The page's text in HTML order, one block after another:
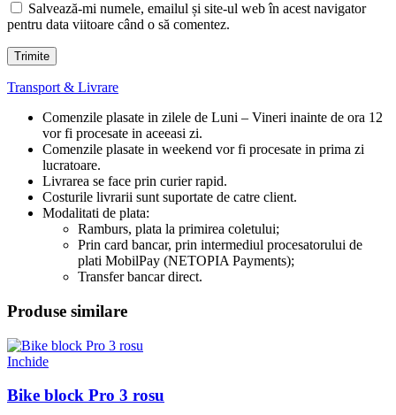
Salvează-mi numele, emailul și site-ul web în acest navigator
pentru data viitoare când o să comentez.
Transport & Livrare
Comenzile plasate in zilele de Luni – Vineri inainte de ora 12
vor fi procesate in aceeasi zi.
Comenzile plasate in weekend vor fi procesate in prima zi
lucratoare.
Livrarea se face prin curier rapid.
Costurile livrarii sunt suportate de catre client.
Modalitati de plata:
Ramburs, plata la primirea coletului;
Prin card bancar, prin intermediul procesatorului de
plati MobilPay (NETOPIA Payments);
Transfer bancar direct.
Produse similare
Inchide
Bike block Pro 3 rosu